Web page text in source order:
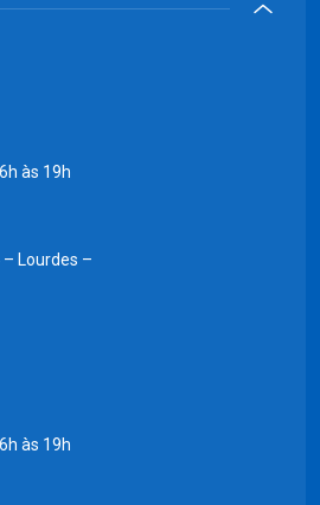
às 19h
– Lourdes –
às 19h